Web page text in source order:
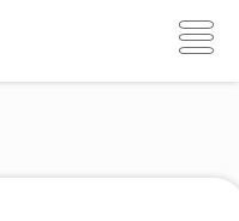
Toggle